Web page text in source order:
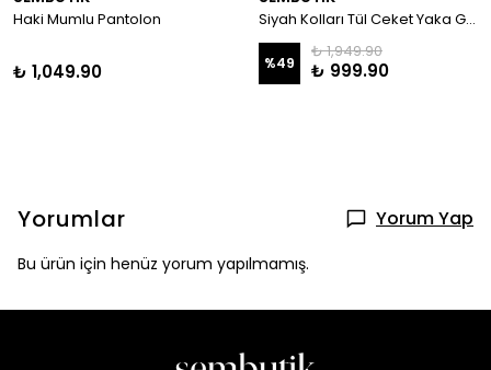
Haki Mumlu Pantolon
₺ 1,049.90
Siyah Kolları Tül Ceket Yaka Gold Düğmeli Elbise
%49
₺ 1,949.90
₺ 999.90
Yorumlar Yorum Yap
Bu ürün için henüz yorum yapılmamış.